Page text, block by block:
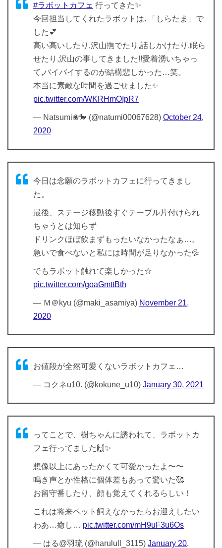
#ラボットカフェ 行ってきた✨
今回担当してくれたラボットは､「しらたま」で
した💕
高い高いしたり,沢山撫でたり,話しかけたり,眠ら
せたり,沢山の事してきました!!愛着湧いちゃっ
て,バイバイするのが結構悲しかった…笑。
本当に素敵な時間を過ごせました✨
pic.twitter.com/WKRHmOIpR7
— Natsumi❀🐎 (@natumi00067628) October 24,
2020
今日は念願のラボットカフェに行ってきまし
た。
最後、ステージ移動後すぐテーブル片付けられ
ちゃうとは知らず
ドリンクほぼ飲まずもったいなかったなぁ…。
急いで食べないと私には時間が足りなかった💦
でもラボット触れて楽しかった☆
pic.twitter.com/goaGmttBth
— Ｍ＠kyu (@maki_asamiya) November 21,
2020
お値段が全然可愛くないラボットカフェ…
— コクネu10. (@kokune_u10) January 30, 2021
ってことで、樹ちゃんに誘われて、ラボットカ
フェ行ってました🙌✨
想像以上にあったかくて可愛かったよ〜〜
鳴き声とか性格に個体差もあって驚いた🥰
お留守番したり、顔も覚えてくれるらしい！
これは将来ペット飼えなかったらお迎えしたい
わあ…癒し… pic.twitter.com/mH9uF3u6Os
— はる@羽琉 (@harulull_3115) January 20,